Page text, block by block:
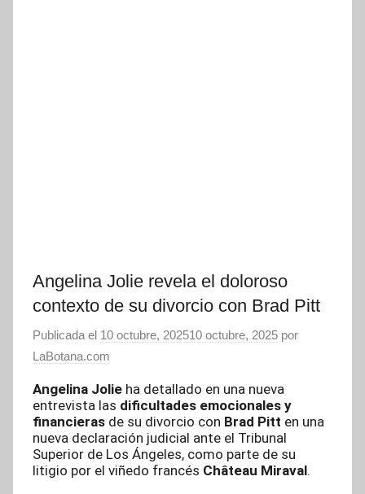
Angelina Jolie revela el doloroso
contexto de su divorcio con Brad Pitt
Publicada el 10 octubre, 202510 octubre, 2025 por
LaBotana.com
Angelina Jolie ha detallado en una nueva
entrevista las dificultades emocionales y
financieras de su divorcio con Brad Pitt en una
nueva declaración judicial ante el Tribunal
Superior de Los Ángeles, como parte de su
litigio por el viñedo francés Château Miraval.